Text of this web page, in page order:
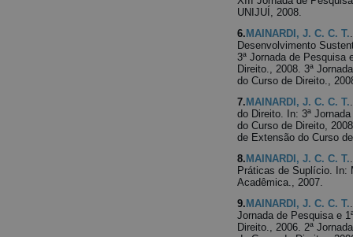
UNIJUÍ, 2008.
6. MAINARDI, J. C. C. T.
Desenvolvimento
3ª Jornada de Pesquisa
Direito., 2008. 3ª
do Curso de Direito.,
7. MAINARDI, J. C. C. T.
do Direito. In: 3ª
do Curso de Direito,
de Extensão do Curso
8. MAINARDI, J. C. C. T.
Práticas de Suplício. In:
Acadêmica., 2007.
9. MAINARDI, J. C. C. T.
Jornada de Pesquisa e
Direito., 2006. 2ª